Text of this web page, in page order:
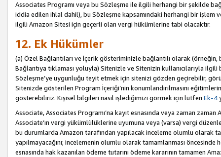
Associates Programı veya bu Sözleşme ile ilgili herhangi bir şekilde
iddia edilen ihlal dahil), bu Sözleşme kapsamındaki herhangi bir işlem
ilgili Amazon Sitesi için geçerli olan vergi hükümlerine tabi olacaktır.
12. Ek Hükümler
(a) Özel Bağlantıları ve İçerik gösteriminizle bağlantılı olarak
Bağlantıya tıklaması yoluyla) Sitenizle ve Sitenizin kullanıcılarıyla
Sözleşme’ye uygunluğu teyit etmek için sitenizi gözden geçirebilir,
Sitenizde gösterilen Program İçeriği’nin konumlandırılmasını
gösterebiliriz. Kişisel bilgileri nasıl işlediğimizi görmek için lütfen Ek-4
Associate, Associates Programı’na kayıt esnasında veya zaman
Associate’ın vergi yükümlülüklerine uyumuna veya (varsa) vergi
bu durumlarda Amazon tarafından yapılacak inceleme olumlu olarak
yapılmayacağını; incelemenin olumlu olarak tamamlanması
esnasında hak kazanılan ödeme tutarını ödeme kararının tamamen